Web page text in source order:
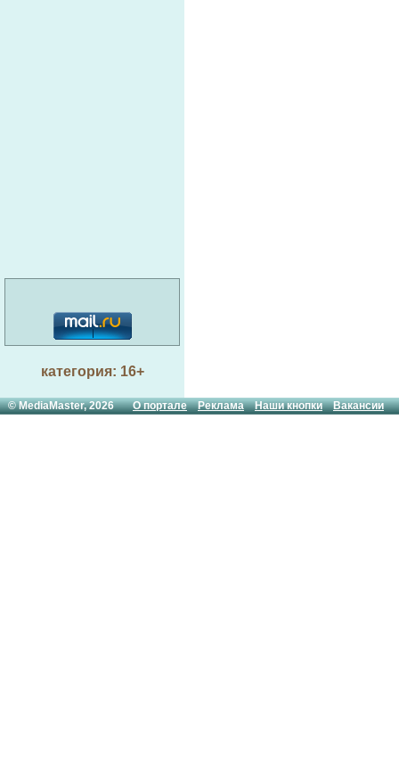
категория: 16+
© MediaMaster, 2026О портале Реклама Наши кнопки Вакансии